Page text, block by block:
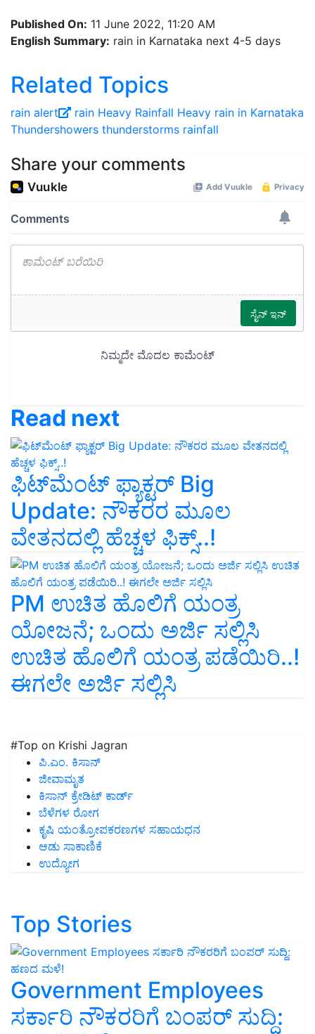
Published On: 11 June 2022, 11:20 AM
English Summary: rain in Karnataka next 4-5 days
Related Topics
rain alert rain Heavy Rainfall Heavy rain in Karnataka
Thundershowers thunderstorms rainfall
Share your comments
Read next
ಫಿಟ್‌ಮೆಂಟ್‌ ಫ್ಯಾಕ್ಟರ್‌ Big
Update: ನೌಕರರ ಮೂಲ
ವೇತನದಲ್ಲಿ ಹೆಚ್ಚಳ ಫಿಕ್ಸ್‌..!
PM ಉಚಿತ ಹೊಲಿಗೆ ಯಂತ್ರ
ಯೋಜನೆ; ಒಂದು ಅರ್ಜಿ ಸಲ್ಲಿಸಿ
ಉಚಿತ ಹೊಲಿಗೆ ಯಂತ್ರ ಪಡೆಯಿರಿ..!
ಈಗಲೇ ಅರ್ಜಿ ಸಲ್ಲಿಸಿ
#Top on Krishi Jagran
ಪಿ.ಎಂ. ಕಿಸಾನ್
ಜೀವಾಮೃತ
ಕಿಸಾನ್ ಕ್ರೇಡಿಟ್ ಕಾರ್ಡ್
ಬೆಳೆಗಳ ರೋಗ
ಕೃಷಿ ಯಂತ್ರೋಪಕರಣಗಳ ಸಹಾಯಧನ
ಆಡು ಸಾಕಾಣಿಕೆ
ಉದ್ಯೋಗ
Top Stories
Government Employees
ಸರ್ಕಾರಿ ನೌಕರರಿಗೆ ಬಂಪರ್‌ ಸುದ್ದಿ: